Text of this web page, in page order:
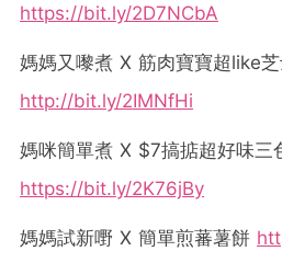
https://bit.ly/2D7NCbA
媽媽又嚟煮 X 筋肉寶寶超like
http://bit.ly/2IMNfHi
媽咪簡單煮 X $7搞掂超好味三
https://bit.ly/2K76jBy
媽媽試新嘢 X 簡單煎蕃薯餅